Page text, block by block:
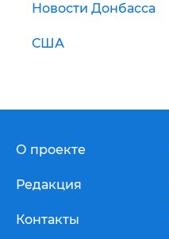
Новости Донбасса
США
О проекте
Редакция
Контакты